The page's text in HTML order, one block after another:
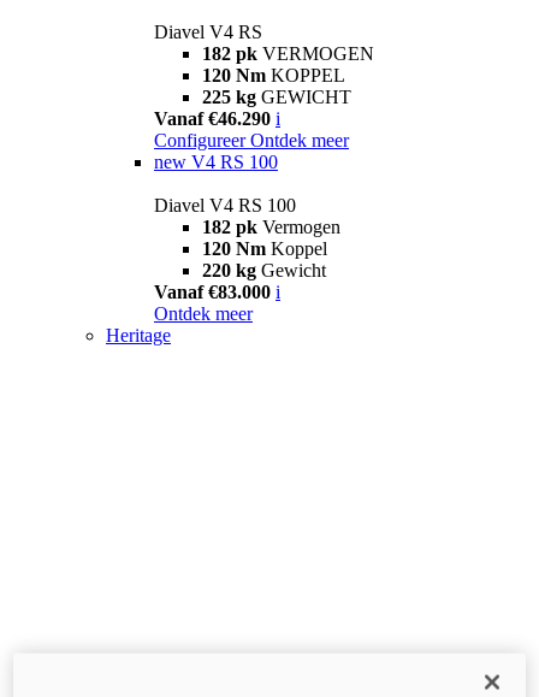
Diavel V4 RS
182 pk VERMOGEN
120 Nm KOPPEL
225 kg GEWICHT
Vanaf €46.290 i
Configureer Ontdek meer
new V4 RS 100
Diavel V4 RS 100
182 pk Vermogen
120 Nm Koppel
220 kg Gewicht
Vanaf €83.000 i
Ontdek meer
Heritage